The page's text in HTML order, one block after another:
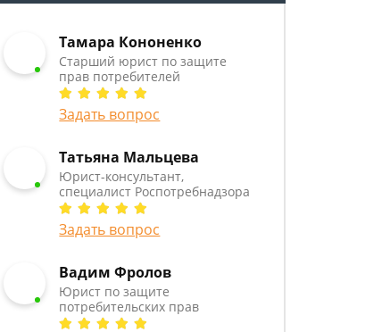
Тамара Кононенко
Старший юрист по защите
прав потребителей
Задать вопрос
Татьяна Мальцева
Юрист-консультант,
специалист Роспотребнадзора
Задать вопрос
Вадим Фролов
Юрист по защите
потребительских прав